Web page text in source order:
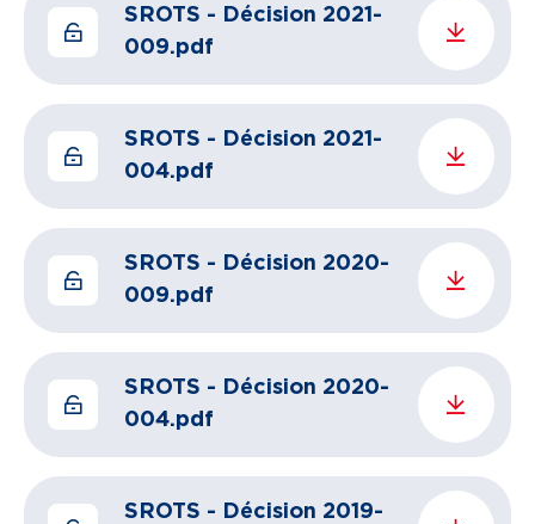
SROTS - Décision 2021-
009.pdf
SROTS - Décision 2021-
004.pdf
SROTS - Décision 2020-
009.pdf
SROTS - Décision 2020-
004.pdf
SROTS - Décision 2019-